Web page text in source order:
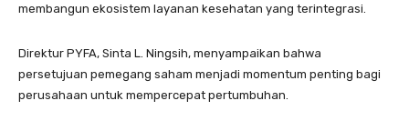
membangun ekosistem layanan kesehatan yang terintegrasi.
Direktur PYFA, Sinta L. Ningsih, menyampaikan bahwa
persetujuan pemegang saham menjadi momentum penting bagi
perusahaan untuk mempercepat pertumbuhan.